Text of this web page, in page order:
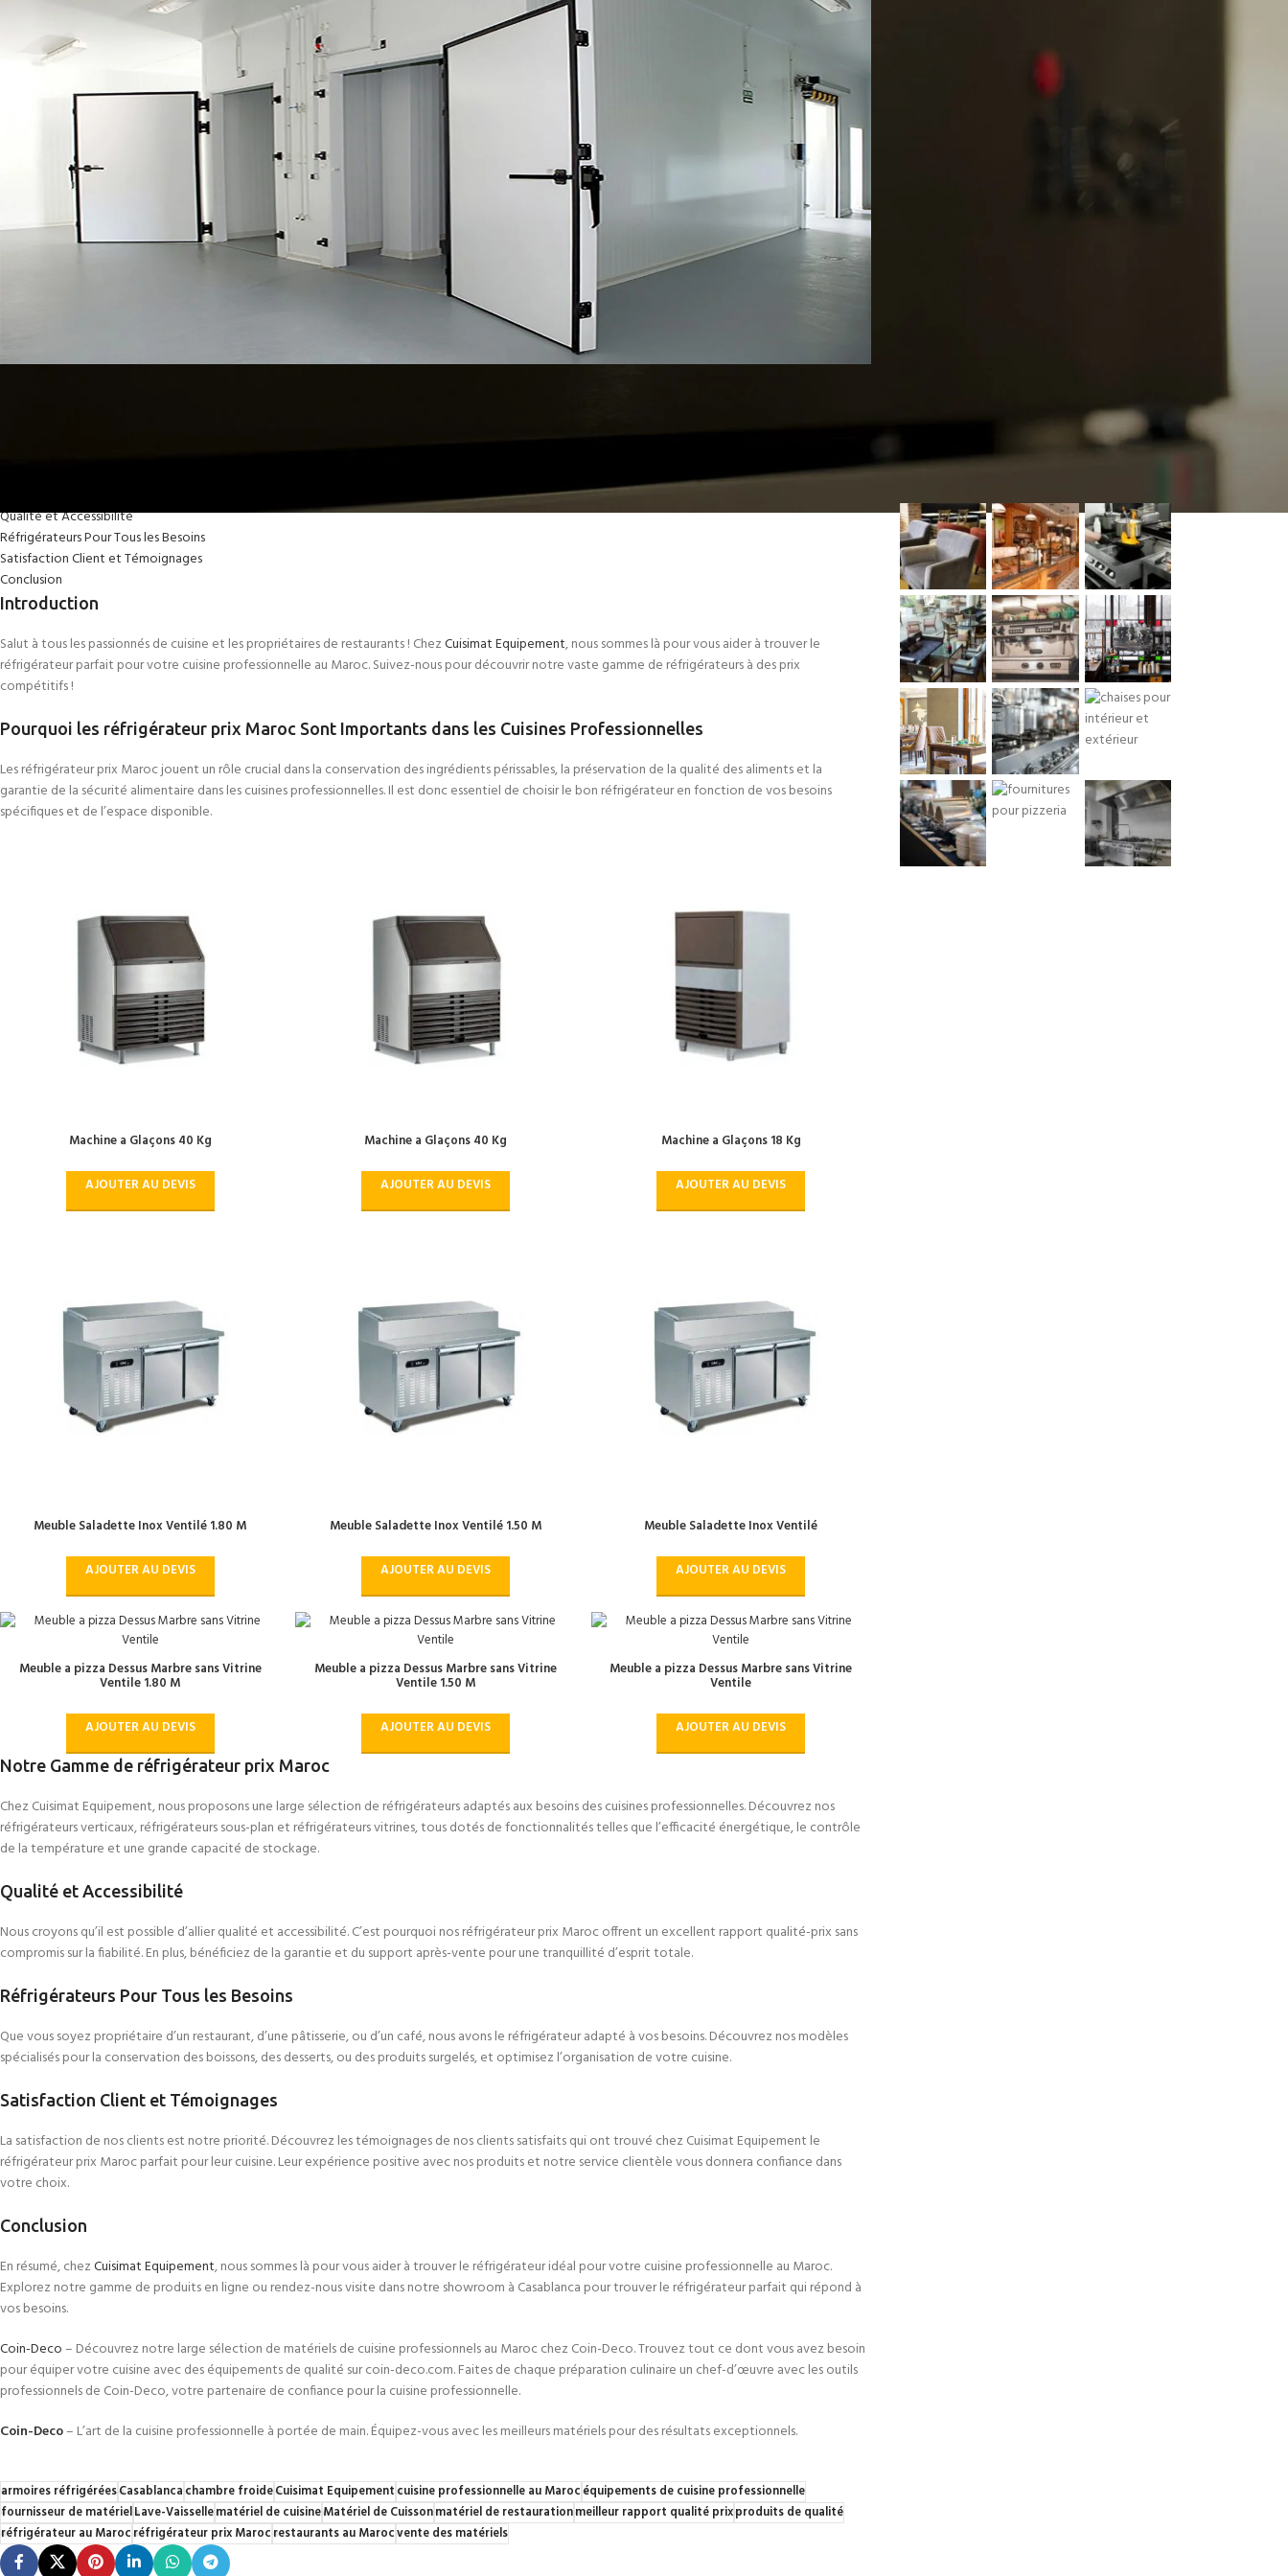
Qualité et Accessibilité
Réfrigérateurs Pour Tous les Besoins
Satisfaction Client et Témoignages
Conclusion
Introduction
Salut à tous les passionnés de cuisine et les propriétaires de restaurants ! ChezCuisimat Equipement, nous sommes là pour vous aider à trouver le
réfrigérateur parfait pour votre cuisine professionnelle au Maroc. Suivez-nous pour découvrir notre vaste gamme de réfrigérateurs à des prix
compétitifs !
Pourquoi les réfrigérateur prix Maroc Sont Importants dans les Cuisines Professionnelles
Les réfrigérateur prix Maroc jouent un rôle crucial dans la conservation des ingrédients périssables, la préservation de la qualité des aliments et la
garantie de la sécurité alimentaire dans les cuisines professionnelles. Il est donc essentiel de choisir le bon réfrigérateur en fonction de vos besoins
spécifiques et de l’espace disponible.
Machine a Glaçons 40 Kg
AJOUTER AU DEVIS
Machine a Glaçons 40 Kg
AJOUTER AU DEVIS
Machine a Glaçons 18 Kg
AJOUTER AU DEVIS
Meuble Saladette Inox Ventilé 1.80 M
AJOUTER AU DEVIS
Meuble Saladette Inox Ventilé 1.50 M
AJOUTER AU DEVIS
Meuble Saladette Inox Ventilé
AJOUTER AU DEVIS
Meuble a pizza Dessus Marbre sans Vitrine
Ventile 1.80 M
AJOUTER AU DEVIS
Meuble a pizza Dessus Marbre sans Vitrine
Ventile 1.50 M
AJOUTER AU DEVIS
Meuble a pizza Dessus Marbre sans Vitrine
Ventile
AJOUTER AU DEVIS
Notre Gamme de réfrigérateur prix Maroc
Chez Cuisimat Equipement, nous proposons une large sélection de réfrigérateurs adaptés aux besoins des cuisines professionnelles. Découvrez nos
réfrigérateurs verticaux, réfrigérateurs sous-plan et réfrigérateurs vitrines, tous dotés de fonctionnalités telles que l’efficacité énergétique, le contrôle
de la température et une grande capacité de stockage.
Qualité et Accessibilité
Nous croyons qu’il est possible d’allier qualité et accessibilité. C’est pourquoi nos réfrigérateur prix Maroc offrent un excellent rapport qualité-prix sans
compromis sur la fiabilité. En plus, bénéficiez de la garantie et du support après-vente pour une tranquillité d’esprit totale.
Réfrigérateurs Pour Tous les Besoins
Que vous soyez propriétaire d’un restaurant, d’une pâtisserie, ou d’un café, nous avons le réfrigérateur adapté à vos besoins. Découvrez nos modèles
spécialisés pour la conservation des boissons, des desserts, ou des produits surgelés, et optimisez l’organisation de votre cuisine.
Satisfaction Client et Témoignages
La satisfaction de nos clients est notre priorité. Découvrez les témoignages de nos clients satisfaits qui ont trouvé chez Cuisimat Equipement le
réfrigérateur prix Maroc parfait pour leur cuisine. Leur expérience positive avec nos produits et notre service clientèle vous donnera confiance dans
votre choix.
Conclusion
En résumé, chezCuisimat Equipement, nous sommes là pour vous aider à trouver le réfrigérateur idéal pour votre cuisine professionnelle au Maroc.
Explorez notre gamme de produits en ligne ou rendez-nous visite dans notre showroom à Casablanca pour trouver le réfrigérateur parfait qui répond à
vos besoins.
Coin-Deco– Découvrez notre large sélection de matériels de cuisine professionnels au Maroc chez Coin-Deco. Trouvez tout ce dont vous avez besoin
pour équiper votre cuisine avec des équipements de qualité sur coin-deco.com. Faites de chaque préparation culinaire un chef-d’œuvre avec les outils
professionnels de Coin-Deco, votre partenaire de confiance pour la cuisine professionnelle.
Coin-Deco– L’art de la cuisine professionnelle à portée de main. Équipez-vous avec les meilleurs matériels pour des résultats exceptionnels.
armoires réfrigéréesCasablancachambre froideCuisimat Equipementcuisine professionnelle au Marocéquipements de cuisine professionnelle
fournisseur de matérielLave-Vaissellematériel de cuisineMatériel de Cuissonmatériel de restaurationmeilleur rapport qualité prixproduits de qualité
réfrigérateur au Marocréfrigérateur prix Marocrestaurants au Marocvente des matériels
1 Comment